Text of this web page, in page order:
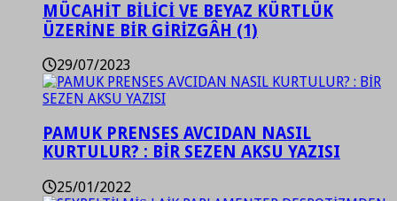
MÜCAHİT BİLİCİ VE BEYAZ KÜRTLÜK
ÜZERİNE BİR GİRİZGÂH (1)
29/07/2023
PAMUK PRENSES AVCIDAN NASIL
KURTULUR? : BİR SEZEN AKSU YAZISI
25/01/2022